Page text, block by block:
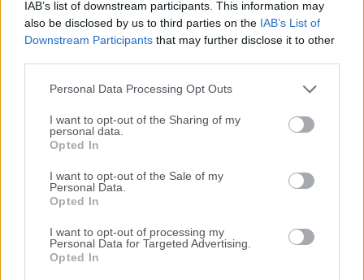
IAB’s list of downstream participants. This information may
also be disclosed by us to third parties on the IAB’s List of
Downstream Participants that may further disclose it to other
Personal Data Processing Opt Outs
I want to opt-out of the Sharing of my
personal data.
Opted In
I want to opt-out of the Sale of my
Personal Data.
Opted In
I want to opt-out of processing my
Personal Data for Targeted Advertising.
Opted In
productivamente desde cualquier lugar.Haz que tus
reuniones en línea sean sencillas con este software. Las
reuniones comienzan a tiempo y son fáciles de unirse. Las
reuniones te llaman, y con un solo toque o clic, puedes
unirte o notificar a los participantes que llegas tard...